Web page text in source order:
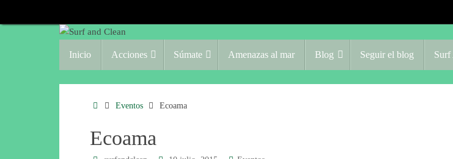
al
contenido
Inicio Acciones Súmate Amenazas al mar Blog Seguir el blog Surf
InicioEventos Ecoama
Ecoama